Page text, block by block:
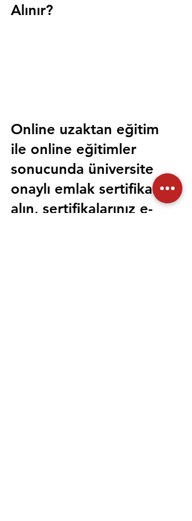
Alınır?
Online uzaktan eğitim
ile online eğitimler
sonucunda üniversite
onaylı emlak sertifikası
alın, sertifikalarınız e-